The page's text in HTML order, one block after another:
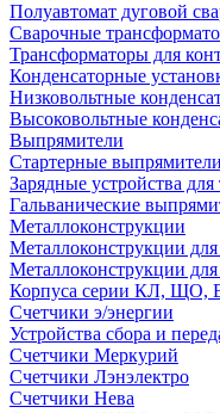
Полуавтомат дуговой
Сварочные
Трансформаторы для
Конденсаторные
Низковольтные
Высоковольтные
Выпрямители
Стартерные
Зарядные устройства
Гальванические
Металлоконструкции
Металлоконструкции
Металлоконструкции
Корпуса серии КЛ, ЩО,
Счетчики э/энергии
Устройства сбора и
Счетчики Меркурий
Счетчики Лэнэлектро
Счетчики Нева